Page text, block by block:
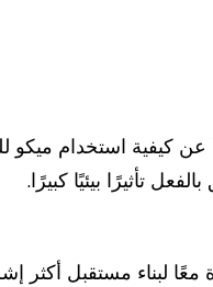
عن كيفية استخدام
تأثيرًا بيئيًا كبيرًا.
معًا لبناء مستقبل أكثر